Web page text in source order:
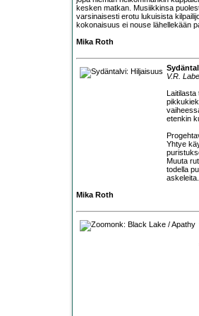
kesken matkan. Musiikkinsa
varsinaisesti erotu lukuisista
kokonaisuus ei nouse lähellekään
Mika Roth
V.R.
Laitilasta
etenkin
Yhtye
Muuta
todella
askeleita.
Mika Roth